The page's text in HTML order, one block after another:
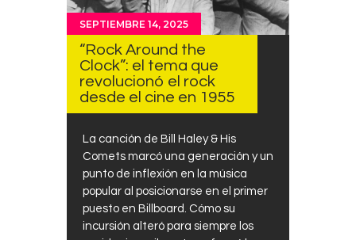
SEPTIEMBRE 14, 2025
“Rock Around the
Clock”: el tema que
revolucionó el rock
desde el cine en 1955
La canción de Bill Haley & His
Comets marcó una generación y un
punto de inflexión en la música
popular al posicionarse en el primer
puesto en Billboard. Cómo su
incursión alteró para siempre los